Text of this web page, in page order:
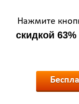
Нажмите
скидкой 63%